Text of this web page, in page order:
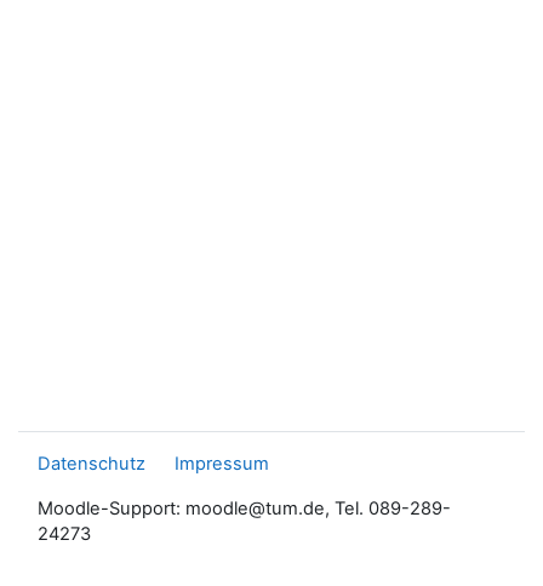
Datenschutz Impressum
Moodle-Support: moodle@tum.de, Tel. 089-289-
24273